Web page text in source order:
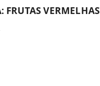
FRUTAS VERMELHAS